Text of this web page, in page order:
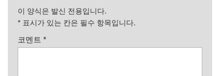
이 양식은 발신 전용입니다.
* 표시가 있는 칸은 필수 항목입니다.
코멘트 *